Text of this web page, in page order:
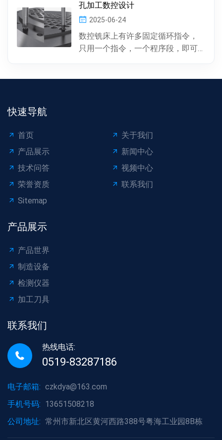
凝器管材的腐蚀损坏所...
孔加工数控设计
2025-06-24
数控铣床上有许多固定循环指令，
只用一个指令，一个程序段，即可
快速导航
首页
关于我们
产品展示
新闻中心
技术问答
视频中心
荣誉资质
联系我们
Sitemap
产品展示
产品世界
制造设备
检测仪器
加工刀具
联系我们
热线电话:
0519-83287186
电子邮箱: czkdya@163.com
手机号码: 13651508218
公司地址: 常州市新北区黄河西路388号粤海工业园8B栋